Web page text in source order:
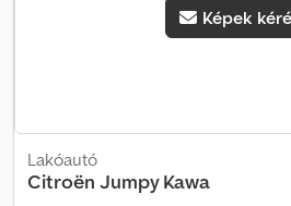
Képek
Lakóautó
Citroën Jumpy Kawa